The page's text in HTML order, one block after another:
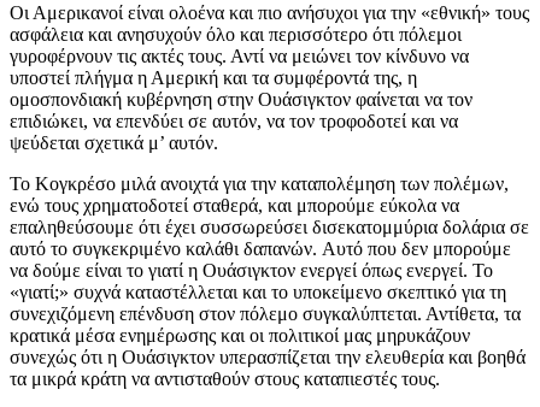
Οι Αμερικανοί είναι ολοένα και πιο ανήσυχοι για την «εθνική» τους
ασφάλεια και ανησυχούν όλο και περισσότερο ότι πόλεμοι
γυροφέρνουν τις ακτές τους. Αντί να μειώνει τον κίνδυνο να
υποστεί πλήγμα η Αμερική και τα συμφέροντά της, η
ομοσπονδιακή κυβέρνηση στην Ουάσιγκτον φαίνεται να τον
επιδιώκει, να επενδύει σε αυτόν, να τον τροφοδοτεί και να
ψεύδεται σχετικά μ’ αυτόν.
Το Κογκρέσο μιλά ανοιχτά για την καταπολέμηση των πολέμων,
ενώ τους χρηματοδοτεί σταθερά, και μπορούμε εύκολα να
επαληθεύσουμε ότι έχει συσσωρεύσει δισεκατομμύρια δολάρια σε
αυτό το συγκεκριμένο καλάθι δαπανών. Αυτό που δεν μπορούμε
να δούμε είναι το γιατί η Ουάσιγκτον ενεργεί όπως ενεργεί. Το
«γιατί;» συχνά καταστέλλεται και το υποκείμενο σκεπτικό για τη
συνεχιζόμενη επένδυση στον πόλεμο συγκαλύπτεται. Αντίθετα, τα
κρατικά μέσα ενημέρωσης και οι πολιτικοί μας μηρυκάζουν
συνεχώς ότι η Ουάσιγκτον υπερασπίζεται την ελευθερία και βοηθά
τα μικρά κράτη να αντισταθούν στους καταπιεστές τους.